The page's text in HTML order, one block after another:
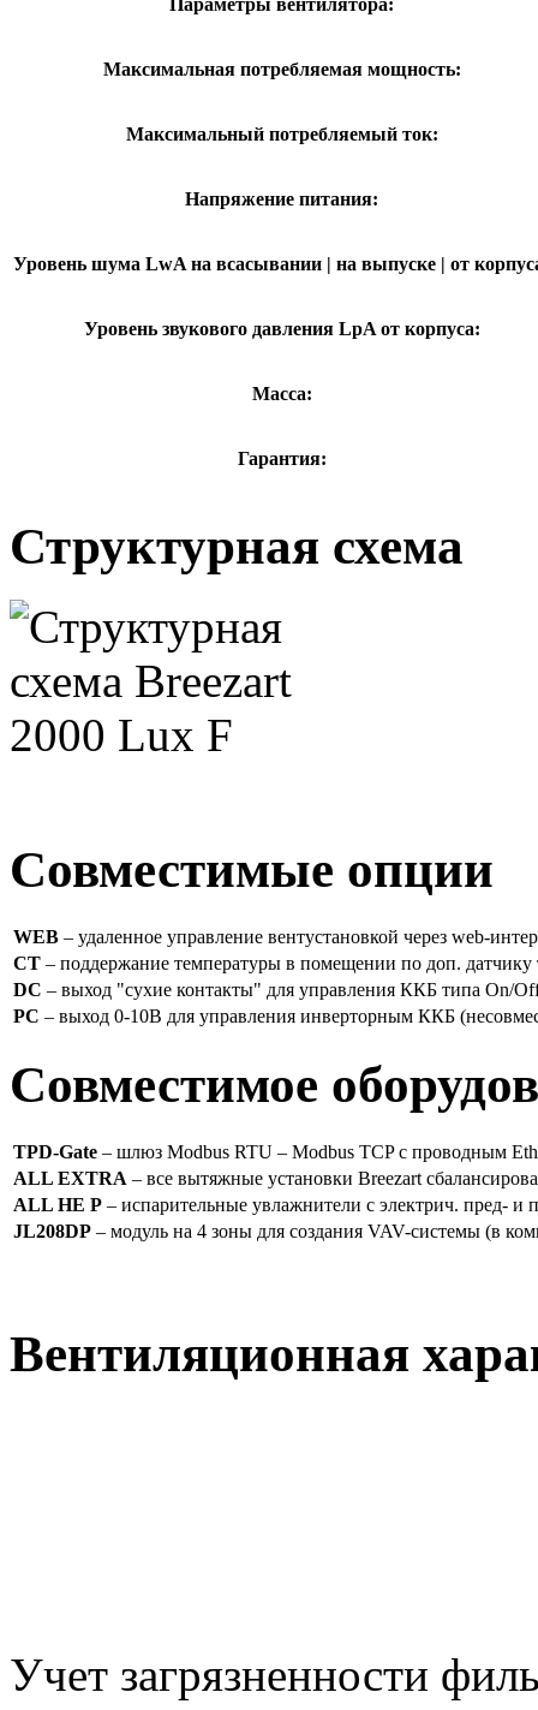
Параметры вентилятора:
Максимальная потребляемая мощность:
Максимальный потребляемый ток:
Напряжение питания:
Уровень шума LwA на всасывании | на выпуске | от
Уровень звукового давления LpA от корпуса:
Масса:
Гарантия:
Структурная схема
Совместимые опции
WEB – удаленное управление вентустановкой через web-
CT – поддержание температуры в помещении по доп. датчику
DC – выход "сухие контакты" для управления ККБ типа On/
PC – выход 0-10В для управления инверторным ККБ
Совместимое
TPD-Gate – шлюз Modbus RTU – Modbus TCP с проводным
ALL EXTRA – все вытяжные установки Breezart
ALL HE P – испарительные увлажнители с электрич. пред-
JL208DP – модуль на 4 зоны для создания VAV-системы (в
Вентиляционная
Учет загрязненности